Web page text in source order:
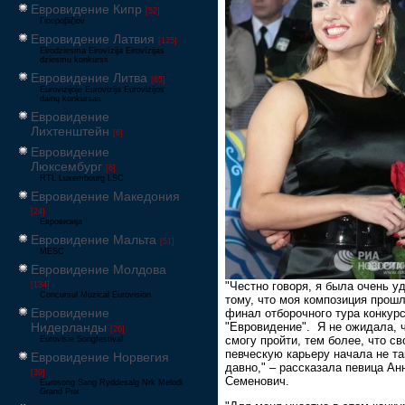
Евровидение Кипр [52]
Γιουροβίζιον
Евровидение Латвия [125]
Eirodziesma Eirovīzija Eirovīzijas
dziesmu konkurss
Евровидение Литва [65]
Eurovizijoje Eurovizija Eurovizijos
dainų konkursas
Евровидение
Лихтенштейн [6]
Евровидение
Люксембург [6]
RTL Luxembourg LSC
Евровидение Македония
[24]
Евровизија
Евровидение Мальта [51]
MESC
Евровидение Молдова
[134]
Concursul Muzical Eurovision
Евровидение
Нидерланды [26]
Eurovisie Songfestival
Евровидение Норвегия
[39]
Eurosong Sang Ryddesalg Nrk Melodi
Grand Prix
"Честно говоря, я была очень
тому, что моя композиция
финал отборочного тура
"Евровидение". Я не ожидала,
смогу пройти, тем более, что
певческую карьеру начала не
давно," – рассказала певица
Семенович.